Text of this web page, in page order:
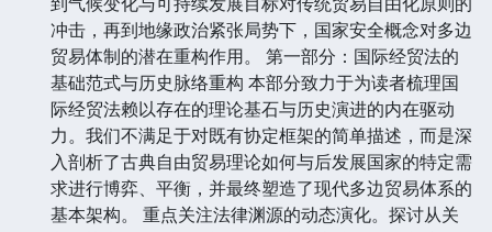
冲击，再到地缘政治紧张局势下，国家安全概念对多边
贸易体制的潜在重构作用。 第一部分：国际经贸法的
基础范式与历史脉络重构 本部分致力于为读者梳理国
际经贸法赖以存在的理论基石与历史演进的内在驱动
力。我们不满足于对既有协定框架的简单描述，而是深
入剖析了古典自由贸易理论如何与后发展国家的特定需
求进行博弈、平衡，并最终塑造了现代多边贸易体系的
基本架构。 重点关注法律渊源的动态演化。探讨从关